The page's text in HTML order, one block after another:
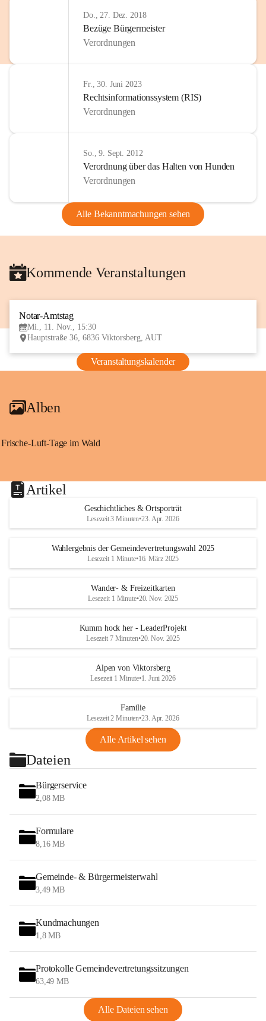
Do., 27. Dez. 2018
Bezüge Bürgermeister
Verordnungen
Fr., 30. Juni 2023
Rechtsinformationssystem (RIS)
Verordnungen
So., 9. Sept. 2012
Verordnung über das Halten von Hunden
Verordnungen
Alle Bekanntmachungen sehen
Kommende Veranstaltungen
Notar-Amtstag
Mi., 11. Nov., 15:30
Hauptstraße 36, 6836 Viktorsberg, AUT
Veranstaltungskalender
Alben
Frische-Luft-Tage im Wald
Artikel
Geschichtliches & Ortsporträt
Lesezeit 3 Minuten•23. Apr. 2026
Wahlergebnis der Gemeindevertretungswahl 2025
Lesezeit 1 Minute•16. März 2025
Wander- & Freizeitkarten
Lesezeit 1 Minute•20. Nov. 2025
Kumm hock her - LeaderProjekt
Lesezeit 7 Minuten•20. Nov. 2025
Alpen von Viktorsberg
Lesezeit 1 Minute•1. Juni 2026
Familie
Lesezeit 2 Minuten•23. Apr. 2026
Alle Artikel sehen
Dateien
Bürgerservice
2,08 MB
Formulare
8,16 MB
Gemeinde- & Bürgermeisterwahl
3,49 MB
Kundmachungen
1,8 MB
Protokolle Gemeindevertretungssitzungen
63,49 MB
Alle Dateien sehen